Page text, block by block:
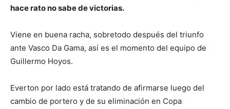
hace rato no sabe de victorias.
Viene en buena racha, sobretodo después del triunfo
ante Vasco Da Gama, así es el momento del equipo de
Guillermo Hoyos.
Everton por lado está tratando de afirmarse luego del
cambio de portero y de su eliminación en Copa